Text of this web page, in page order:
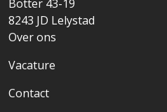
Botter 43-19
8243 JD Lelystad
Over ons
Vacature
Contact